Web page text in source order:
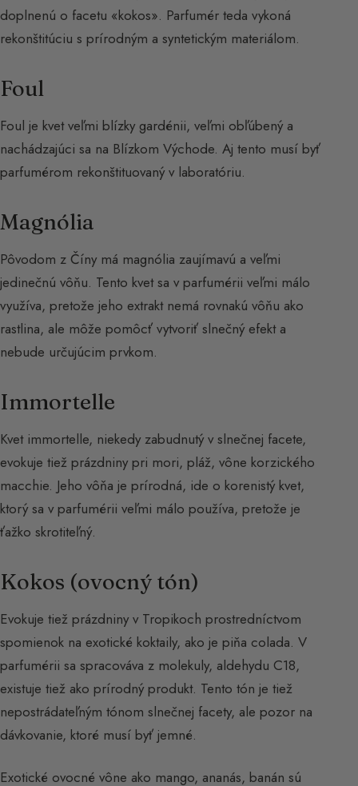
doplnenú o facetu «kokos». Parfumér teda vykoná
rekonštitúciu s prírodným a syntetickým materiálom.
Foul
Foul je kvet veľmi blízky gardénii, veľmi obľúbený a
nachádzajúci sa na Blízkom Východe. Aj tento musí byť
parfumérom rekonštituovaný v laboratóriu.
Magnólia
Pôvodom z Číny má magnólia zaujímavú a veľmi
jedinečnú vôňu. Tento kvet sa v parfumérii veľmi málo
využíva, pretože jeho extrakt nemá rovnakú vôňu ako
rastlina, ale môže pomôcť vytvoriť slnečný efekt a
nebude určujúcim prvkom.
Immortelle
Kvet immortelle, niekedy zabudnutý v slnečnej facete,
evokuje tiež prázdniny pri mori, pláž, vône korzického
macchie. Jeho vôňa je prírodná, ide o korenistý kvet,
ktorý sa v parfumérii veľmi málo používa, pretože je
ťažko skrotiteľný.
Kokos (ovocný tón)
Evokuje tiež prázdniny v Tropikoch prostredníctvom
spomienok na exotické koktaily, ako je piňa colada. V
parfumérii sa spracováva z molekuly, aldehydu C18,
existuje tiež ako prírodný produkt. Tento tón je tiež
nepostrádateľným tónom slnečnej facety, ale pozor na
dávkovanie, ktoré musí byť jemné.
Exotické ovocné vône ako mango, ananás, banán sú